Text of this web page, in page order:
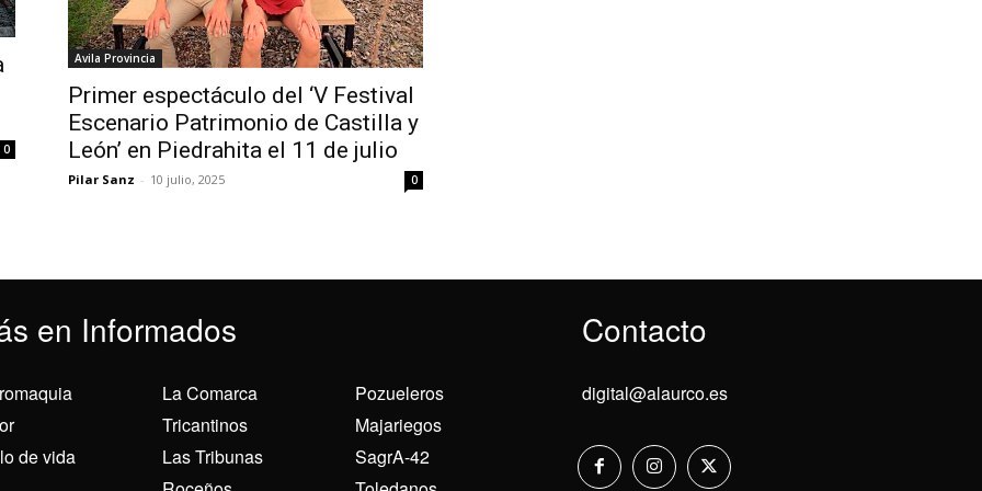
0
Avila Provincia
Primer espectáculo del ‘V Festival
Escenario Patrimonio de Castilla y
León’ en Piedrahita el 11 de julio
Pilar Sanz - 10 julio, 2025 0
en Informados Contacto
de vida
La Comarca
Tricantinos
Las Tribunas
Pozueleros
Majariegos
SagrA-42
digital@alaurco.es